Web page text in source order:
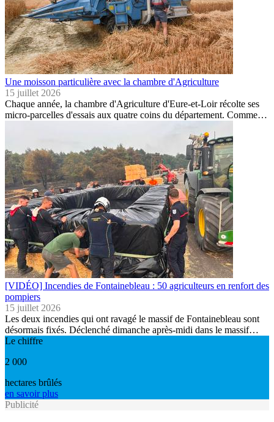
Une moisson particulière avec la chambre d'Agriculture
15 juillet 2026
Chaque année, la chambre d'Agriculture d'Eure-et-Loir récolte ses
micro-parcelles d'essais aux quatre coins du département. Comme…
[VIDÉO] Incendies de Fontainebleau : 50 agriculteurs en renfort des
pompiers
15 juillet 2026
Les deux incendies qui ont ravagé le massif de Fontainebleau sont
désormais fixés. Déclenché dimanche après-midi dans le massif…
Le chiffre
2 000
hectares brûlés
en savoir plus
Publicité